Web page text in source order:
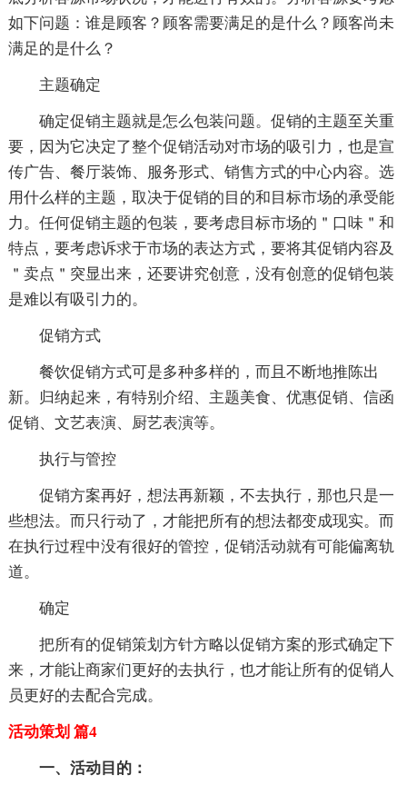
如下问题：谁是顾客？顾客需要满足的是什么？顾客尚未
满足的是什么？
主题确定
确定促销主题就是怎么包装问题。促销的主题至关重
要，因为它决定了整个促销活动对市场的吸引力，也是宣
传广告、餐厅装饰、服务形式、销售方式的中心内容。选
用什么样的主题，取决于促销的目的和目标市场的承受能
力。任何促销主题的包装，要考虑目标市场的＂口味＂和
特点，要考虑诉求于市场的表达方式，要将其促销内容及
＂卖点＂突显出来，还要讲究创意，没有创意的促销包装
是难以有吸引力的。
促销方式
餐饮促销方式可是多种多样的，而且不断地推陈出
新。归纳起来，有特别介绍、主题美食、优惠促销、信函
促销、文艺表演、厨艺表演等。
执行与管控
促销方案再好，想法再新颖，不去执行，那也只是一
些想法。而只行动了，才能把所有的想法都变成现实。而
在执行过程中没有很好的管控，促销活动就有可能偏离轨
道。
确定
把所有的促销策划方针方略以促销方案的形式确定下
来，才能让商家们更好的去执行，也才能让所有的促销人
员更好的去配合完成。
活动策划 篇4
一、活动目的：